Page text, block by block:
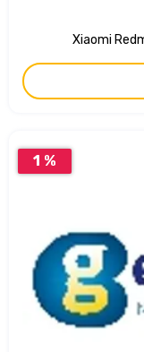
Xiaomi
1 %